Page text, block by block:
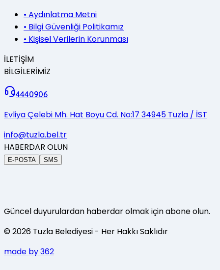
• Aydınlatma Metni
• Bilgi Güvenliği Politikamız
• Kişisel Verilerin Korunması
İLETİŞİM
BİLGİLERİMİZ
4440906
Evliya Çelebi Mh. Hat Boyu Cd. No:17 34945 Tuzla / İST
info@tuzla.bel.tr
HABERDAR OLUN
E-POSTA SMS
Güncel duyurulardan haberdar olmak için abone olun.
©2026 Tuzla Belediyesi - Her Hakkı Saklıdır
made by 362